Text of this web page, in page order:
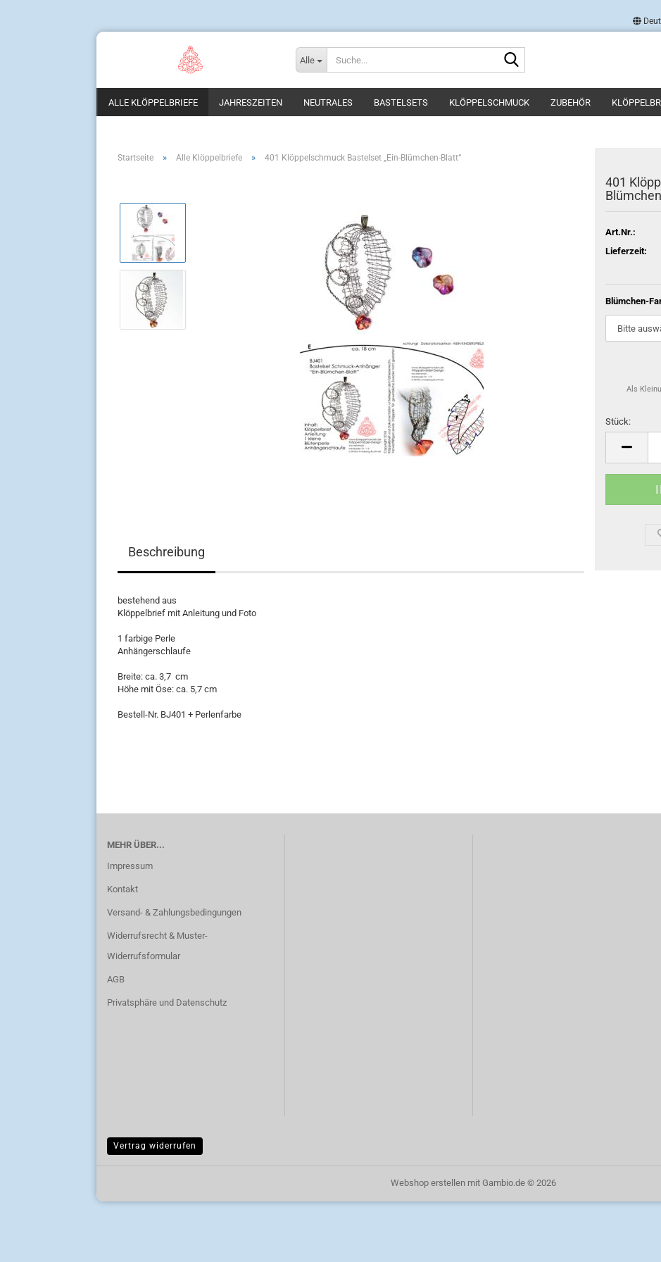
Alle
ALLE KLÖPPELBRIEFE JAHRESZEITEN NEUTRALES BASTELSETS KLÖPPELSCHMUCK ZUBEHÖR
Startseite » Alle Klöppelbriefe » 401 Klöppelschmuck Bastelset „Ein-Blümchen-Blatt“
401
Art.Nr.:
Lieferzeit:
Blümchen-
Als
Stück:
Stück
Beschreibung
bestehend aus
Klöppelbrief mit Anleitung und Foto
1 farbige Perle
Anhängerschlaufe
Breite: ca. 3,7 cm
Höhe mit Öse: ca. 5,7 cm
Bestell-Nr. BJ401 + Perlenfarbe
MEHR ÜBER...
Impressum
Kontakt
Versand- & Zahlungsbedingungen
Widerrufsrecht & Muster-
Widerrufsformular
AGB
Privatsphäre und Datenschutz
Vertrag widerrufen
Webshop erstellenmit Gambio.de © 2026